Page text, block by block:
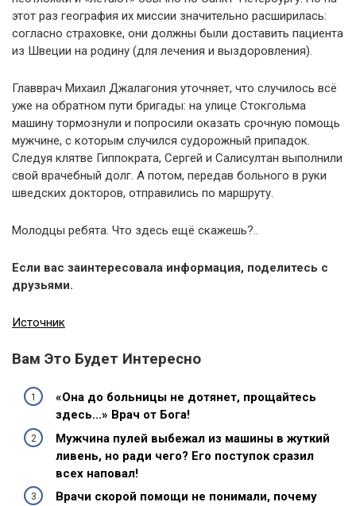
этот раз география их миссии значительно расширилась:
согласно страховке, они должны были доставить пациента
из Швеции на родину (для лечения и выздоровления).
Главврач Михаил Джалагония уточняет, что случилось всё
уже на обратном пути бригады: на улице Стокгольма
машину тормознули и попросили оказать срочную помощь
мужчине, с которым случился судорожный припадок.
Следуя клятве Гиппократа, Сергей и Салисултан выполнили
свой врачебный долг. А потом, передав больного в руки
шведских докторов, отправились по маршруту.
Молодцы ребята. Что здесь ещё скажешь?..
Если вас заинтересовала информация, поделитесь с
друзьями.
Источник
Вам Это Будет Интересно
«Она до больницы не дотянет, прощайтесь
здесь…» Врач от Бога!
Мужчина пулей выбежал из машины в жуткий
ливень, но ради чего? Его поступок сразил
всех наповал!
Врачи скорой помощи не понимали, почему